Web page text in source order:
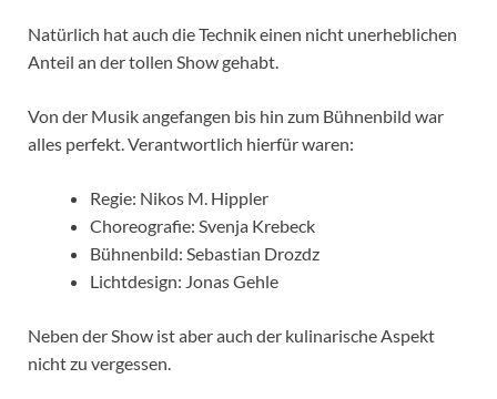
Natürlich hat auch die Technik einen nicht unerheblichen
Anteil an der tollen Show gehabt.
Von der Musik angefangen bis hin zum Bühnenbild war
alles perfekt. Verantwortlich hierfür waren:
Regie: Nikos M. Hippler
Choreografie: Svenja Krebeck
Bühnenbild: Sebastian Drozdz
Lichtdesign: Jonas Gehle
Neben der Show ist aber auch der kulinarische Aspekt
nicht zu vergessen.